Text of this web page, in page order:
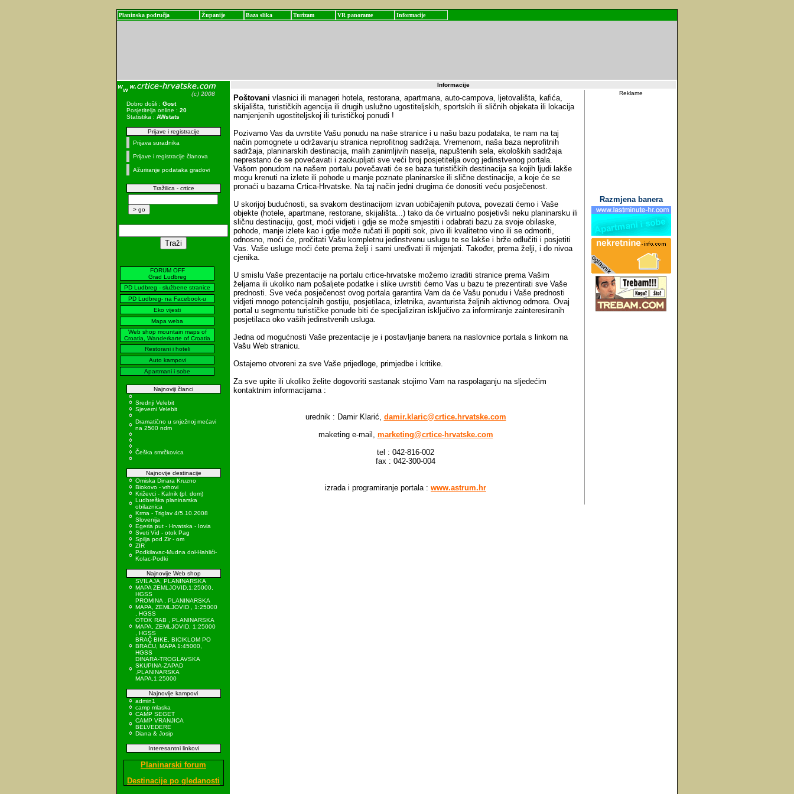
Planinska područja Županije Baza slika Turizam VR panorame Informacije
Dobro došli : Gost
Posjetitelja online : 20
Statistika : AWstats
Prijave i registracije
Prijava suradnika
Prijave i registracije članova
Ažuriranje podataka gradovi
Tražilica - crtice
FORUM OFF
Grad Ludbreg
PD Ludbreg - službene stranice
PD Ludbreg- na Facebook-u
Eko vijesti
Mapa weba
Web shop mountain maps of
Croatia, Wanderkarte of Croatia
Restorani i hoteli
Auto kampovi
Apartmani i sobe
Najnoviji članci
Srednji Velebit
Sjeverni Velebit
Dramatično u snježnoj mećavi
na 2500 ndm
Češka smrčkovica
Najnovije destinacije
Omiska Dinara Kruzno
Biokovo - vrhovi
Križevci - Kalnik (pl. dom)
Ludbreška planinarska
obilaznica
Krma - Triglav 4/5.10.2008
Slovenija
Egeria put - Hrvatska - Iovia
Sveti Vid - otok Pag
Spilja pod Zir - om
ZIR
Podkilavac-Mudna dol-Hahlići-
Kolac-Podki
Najnovije Web shop
SVILAJA, PLANINARSKA
MAPA ZEMLJOVID,1:25000,
HGSS
PROMINA , PLANINARSKA
MAPA, ZEMLJOVID , 1:25000
, HGSS
OTOK RAB , PLANINARSKA
MAPA, ZEMLJOVID, 1:25000
, HGSS
BRAČ BIKE, BICIKLOM PO
BRAČU, MAPA 1:45000,
HGSS
DINARA-TROGLAVSKA
SKUPINA-ZAPAD
,PLANINARSKA
MAPA,1:25000
Najnovije kampovi
admin1
camp mlaska
CAMP SEGET
CAMP VRANJICA
BELVEDERE
Diana & Josip
Interesantni linkovi
Planinarski forum
Destinacije po gledanosti
Informacije
Poštovani vlasnici ili manageri hotela, restorana, apartmana, auto-campova, ljetovališta, kafića,
skijališta, turističkih agencija ili drugih uslužno ugostiteljskih, sportskih ili sličnih objekata ili lokacija
namjenjenih ugostiteljskoj ili turističkoj ponudi !
Pozivamo Vas da uvrstite Vašu ponudu na naše stranice i u našu bazu podataka, te nam na taj
način pomognete u održavanju stranica neprofitnog sadržaja. Vremenom, naša baza neprofitnih
sadržaja, planinarskih destinacija, malih zanimljivih naselja, napuštenih sela, ekoloških sadržaja
neprestano će se povećavati i zaokupljati sve veći broj posjetitelja ovog jedinstvenog portala.
Vašom ponudom na našem portalu povečavati će se baza turističkih destinacija sa kojih ljudi lakše
mogu krenuti na izlete ili pohode u manje poznate planinarske ili slične destinacije, a koje će se
pronaći u bazama Crtica-Hrvatske. Na taj način jedni drugima će donositi veću posječenost.
U skorijoj budućnosti, sa svakom destinacijom izvan uobičajenih putova, povezati ćemo i Vaše
objekte (hotele, apartmane, restorane, skijališta...) tako da će virtualno posjetivši neku planinarsku ili
sličnu destinaciju, gost, moći vidjeti i gdje se može smjestiti i odabrati bazu za svoje obilaske,
pohode, manje izlete kao i gdje može ručati ili popiti sok, pivo ili kvalitetno vino ili se odmoriti,
odnosno, moći će, pročitati Vašu kompletnu jedinstvenu uslugu te se lakše i brže odlučiti i posjetiti
Vas. Vaše usluge moći ćete prema želji i sami uređivati ili mijenjati. Također, prema želji, i do nivoa
cjenika.
U smislu Vaše prezentacije na portalu crtice-hrvatske možemo izraditi stranice prema Vašim
željama ili ukoliko nam pošaljete podatke i slike uvrstiti ćemo Vas u bazu te prezentirati sve Vaše
prednosti. Sve veća posječenost ovog portala garantira Vam da će Vašu ponudu i Vaše prednosti
vidjeti mnogo potencijalnih gostiju, posjetilaca, izletnika, avanturista željnih aktivnog odmora. Ovaj
portal u segmentu turističke ponude biti će specijaliziran isključivo za informiranje zainteresiranih
posjetilaca oko vaših jedinstvenih usluga.
Jedna od mogućnosti Vaše prezentacije je i postavljanje banera na naslovnice portala s linkom na
Vašu Web stranicu.
Ostajemo otvoreni za sve Vaše prijedloge, primjedbe i kritike.
Za sve upite ili ukoliko želite dogovoriti sastanak stojimo Vam na raspolaganju na sljedećim
kontaktnim informacijama :
urednik : Damir Klarić, damir.klaric@crtice.hrvatske.com
maketing e-mail, marketing@crtice-hrvatske.com
tel : 042-816-002
fax : 042-300-004
izrada i programiranje portala : www.astrum.hr
Reklame
Razmjena banera